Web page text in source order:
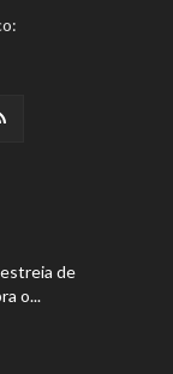
de
o...